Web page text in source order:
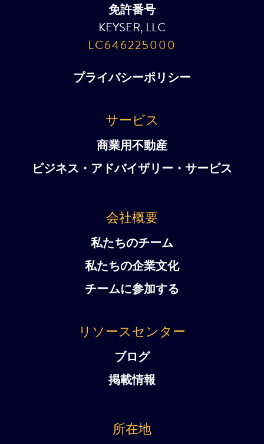
免許番号
KEYSER, LLC
LC646225000
プライバシーポリシー
サービス
商業用不動産
ビジネス・アドバイザリー・サービス
会社概要
私たちのチーム
私たちの企業文化
チームに参加する
リソースセンター
ブログ
掲載情報
所在地